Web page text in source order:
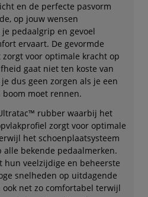
en de perfecte pasvorm
op jouw wensen
pedaalgrip en gevoel
ervaart. De gevormde
voor optimale kracht op
gaat niet ten koste van
dus geen zorgen als je een
boom moet rennen.
rubber waarbij het
zorgt voor optimale
het schoenplaatsysteem
alle bekende pedaalmerken.
hun veelzijdige en beheerste
snelheden op uitdagende
net zo comfortabel terwijl